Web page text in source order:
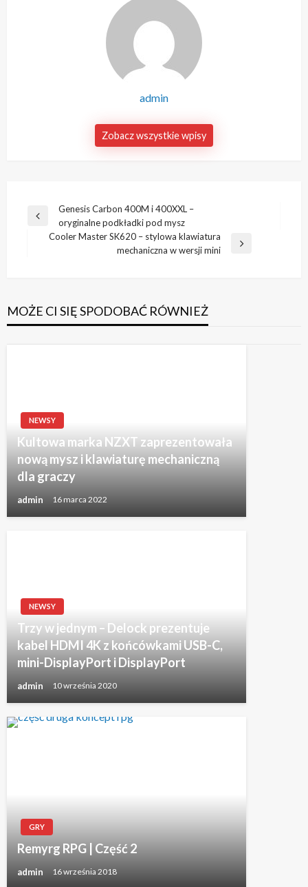
admin
Zobacz wszystkie wpisy
Nawigacja
wpisu
Poprzedni
Genesis Carbon 400M i 400XXL –
oryginalne podkładki pod mysz
Cooler Master SK620 – stylowa klawiatura
mechaniczna w wersji mini
MOŻE CI SIĘ SPODOBAĆ RÓWNIEŻ
NEWSY
Kultowa marka NZXT zaprezentowała
nową mysz i klawiaturę mechaniczną
dla graczy
admin 16 marca 2022
NEWSY
Trzy w jednym – Delock prezentuje
kabel HDMI 4K z końcówkami USB-C,
mini-DisplayPort i DisplayPort
admin 10 września 2020
GRY
Remyrg RPG | Część 2
admin 16 września 2018